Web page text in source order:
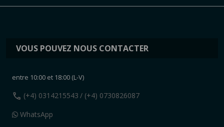
VOUS POUVEZ NOUS CONTACTER
entre 10:00 et 18:00 (L-V)
call (+4) 0314215543 / (+4) 0730826087
WhatsApp